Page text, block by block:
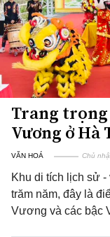
Trang trọng
Vương ở Hà
VĂN HOÁ Chủ
Khu di tích lịch sử
trăm năm, đây là
Vương và các bậc